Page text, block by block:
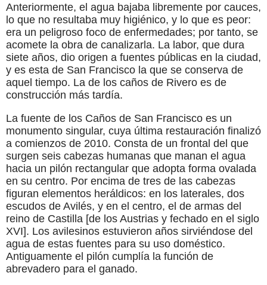
Anteriormente, el agua bajaba libremente por cauces,
lo que no resultaba muy higiénico, y lo que es peor:
era un peligroso foco de enfermedades; por tanto, se
acomete la obra de canalizarla. La labor, que dura
siete años, dio origen a fuentes públicas en la ciudad,
y es esta de San Francisco la que se conserva de
aquel tiempo. La de los caños de Rivero es de
construcción más tardía.
La fuente de los Caños de San Francisco es un
monumento singular, cuya última restauración finalizó
a comienzos de 2010. Consta de un frontal del que
surgen seis cabezas humanas que manan el agua
hacia un pilón rectangular que adopta forma ovalada
en su centro. Por encima de tres de las cabezas
figuran elementos heráldicos: en los laterales, dos
escudos de Avilés, y en el centro, el de armas del
reino de Castilla [de los Austrias y fechado en el siglo
XVI]. Los avilesinos estuvieron años sirviéndose del
agua de estas fuentes para su uso doméstico.
Antiguamente el pilón cumplía la función de
abrevadero para el ganado.